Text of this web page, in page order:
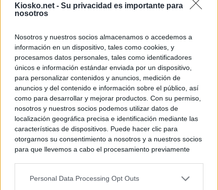
Kiosko.net - Su privacidad es importante para
nosotros
Nosotros y nuestros socios almacenamos o accedemos a
información en un dispositivo, tales como cookies, y
procesamos datos personales, tales como identificadores
únicos e información estándar enviada por un dispositivo,
para personalizar contenidos y anuncios, medición de
anuncios y del contenido e información sobre el público, así
como para desarrollar y mejorar productos. Con su permiso,
nosotros y nuestros socios podemos utilizar datos de
localización geográfica precisa e identificación mediante las
características de dispositivos. Puede hacer clic para
otorgarnos su consentimiento a nosotros y a nuestros socios
para que llevemos a cabo el procesamiento previamente
negar su consentimiento. Tenga en cuenta que algún
Personal Data Processing Opt Outs